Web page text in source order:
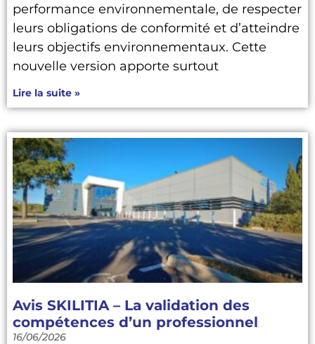
performance environnementale, de respecter
leurs obligations de conformité et d’atteindre
leurs objectifs environnementaux. Cette
nouvelle version apporte surtout
Lire la suite »
Avis SKILITIA – La validation des
compétences d’un professionnel
16/06/2026